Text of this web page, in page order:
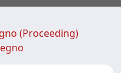
(Proceeding)